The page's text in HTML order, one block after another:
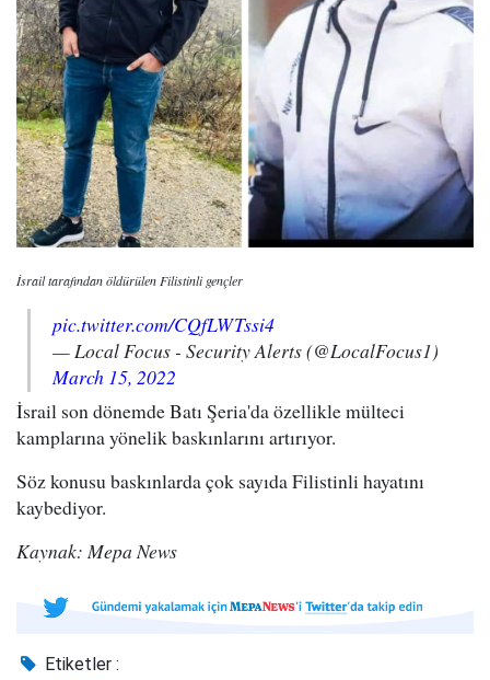
İsrail tarafından öldürülen Filistinli gençler
pic.twitter.com/CQfLWTssi4
— Local Focus - Security Alerts (@LocalFocus1)
March 15, 2022
İsrail son dönemde Batı Şeria'da özellikle mülteci
kamplarına yönelik baskınlarını artırıyor.
Söz konusu baskınlarda çok sayıda Filistinli hayatını
kaybediyor.
Kaynak: Mepa News
Etiketler :